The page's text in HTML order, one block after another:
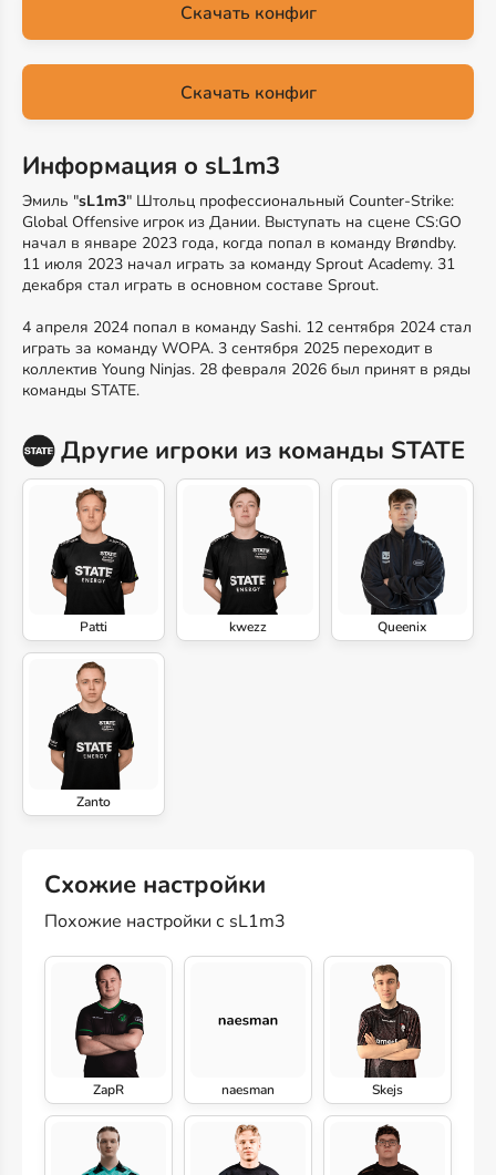
Скачать конфиг
Скачать конфиг
Информация о sL1m3
Эмиль "sL1m3" Штольц профессиональный Counter-Strike:
Global Offensive игрок из Дании. Выступать на сцене CS:GO
начал в январе 2023 года, когда попал в команду Brøndby.
11 июля 2023 начал играть за команду Sprout Academy. 31
декабря стал играть в основном составе Sprout.
4 апреля 2024 попал в команду Sashi. 12 сентября 2024 стал
играть за команду WOPA. 3 сентября 2025 переходит в
коллектив Young Ninjas. 28 февраля 2026 был принят в ряды
команды STATE.
Другие игроки из команды STATE
Patti kwezz Queenix
Zanto
Схожие настройки
Похожие настройки с sL1m3
ZapR naesman Skejs